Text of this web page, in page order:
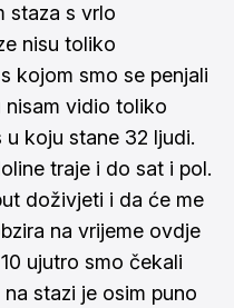
staza s vrlo
nisu toliko
kojom smo se penjali
nisam vidio toliko
koju stane 32 ljudi.
traje i do sat i pol.
doživjeti i da će me
na vrijeme ovdje
ujutro smo čekali
stazi je osim puno